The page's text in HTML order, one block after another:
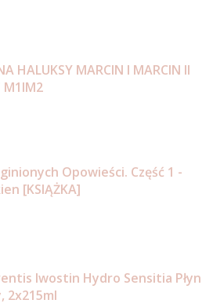
HALUKSY MARCIN I MARCIN II
M1IM2
Opowieści. Część 1 -
[KSIĄŻKA]
Iwostin Hydro Sensitia Płyn
2x215ml